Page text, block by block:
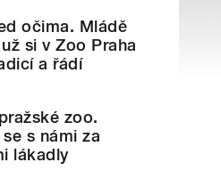
očima. Mládě
si v Zoo Praha
a řádí
zoo.
s námi za
lákadly